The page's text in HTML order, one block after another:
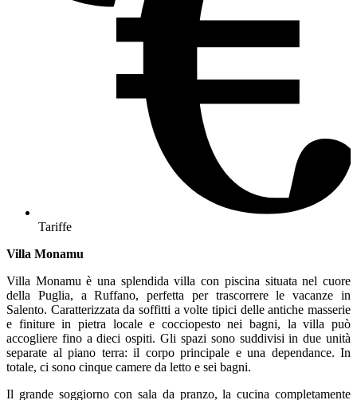
Tariffe
Villa Monamu
Villa Monamu è una splendida villa con piscina situata nel cuore
della Puglia, a Ruffano, perfetta per trascorrere le vacanze in
Salento. Caratterizzata da soffitti a volte tipici delle antiche masserie
e finiture in pietra locale e cocciopesto nei bagni, la villa può
accogliere fino a dieci ospiti. Gli spazi sono suddivisi in due unità
separate al piano terra: il corpo principale e una dependance. In
totale, ci sono cinque camere da letto e sei bagni.
Il grande soggiorno con sala da pranzo, la cucina completamente